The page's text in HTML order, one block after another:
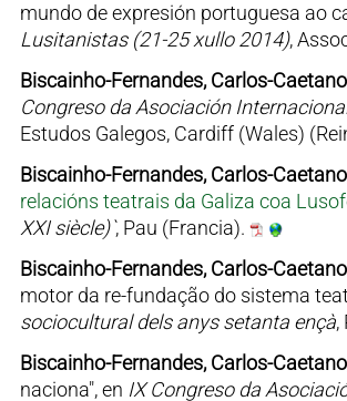
mundo de expresión portuguesa ao
Lusitanistas (21-25 xullo 2014),
Biscainho-Fernandes, Carlos-Caetano
Congreso da Asociación
Estudos Galegos, Cardiff (Wales)
Biscainho-Fernandes, Carlos-Caetano
relacións teatrais da Galiza coa
XXI siècle)`, Pau (Francia).
Biscainho-Fernandes, Carlos-Caetano
motor da re-fundação do sistema
sociocultural dels anys setanta ençà,
Biscainho-Fernandes, Carlos-Caetano
naciona", en IX Congreso da